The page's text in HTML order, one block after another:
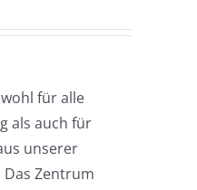
für alle
als auch für
unserer
Zentrum